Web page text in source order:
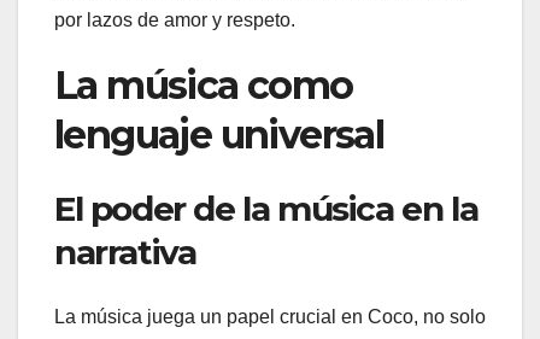
por lazos de amor y respeto.
La música como
lenguaje universal
El poder de la música en la
narrativa
La música juega un papel crucial en Coco, no solo